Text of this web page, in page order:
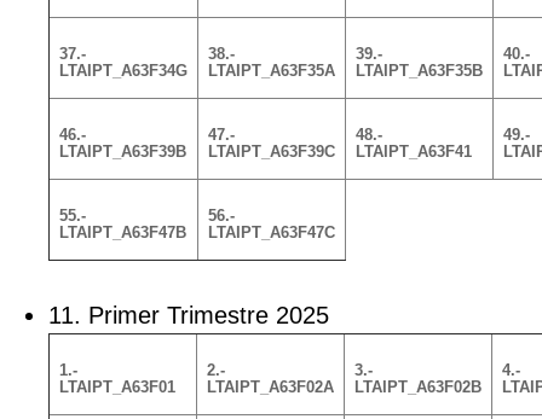
37.-
LTAIPT_A63F34G
38.-
LTAIPT_A63F35A
39.-
LTAIPT_A63F35B
40.-
46.-
LTAIPT_A63F39B
47.-
LTAIPT_A63F39C
48.-
LTAIPT_A63F41
49.-
55.-
LTAIPT_A63F47B
56.-
LTAIPT_A63F47C
11. Primer Trimestre 2025
1.-
LTAIPT_A63F01
2.-
LTAIPT_A63F02A
3.-
LTAIPT_A63F02B
4.-